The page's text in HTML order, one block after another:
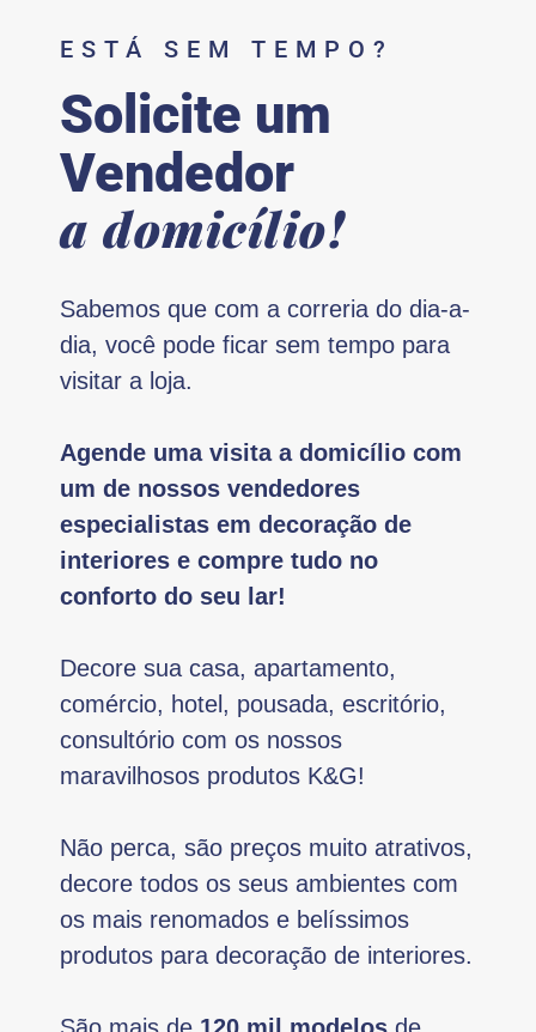
ESTÁ SEM TEMPO?
Solicite um
Vendedor
a domicílio!
Sabemos que com a correria do dia-a-
dia, você pode ficar sem tempo para
visitar a loja.
Agende uma visita a domicílio com
um de nossos vendedores
especialistas em decoração de
interiores e compre tudo no
conforto do seu lar!
Decore sua casa, apartamento,
comércio, hotel, pousada, escritório,
consultório com os nossos
maravilhosos produtos K&G!
Não perca, são preços muito atrativos,
decore todos os seus ambientes com
os mais renomados e belíssimos
produtos para decoração de interiores.